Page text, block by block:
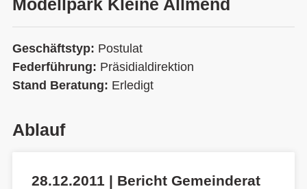
Modellpark Kleine Allmend
Geschäftstyp: Postulat
Federführung: Präsidialdirektion
Stand Beratung: Erledigt
Ablauf
28.12.2011 | Bericht Gemeinderat